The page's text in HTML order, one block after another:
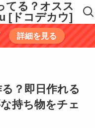
てる？オスス
[ドコデカウ]
詳細を見る
？即日作れる
持ち物をチェ